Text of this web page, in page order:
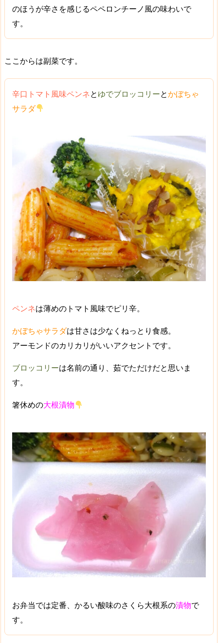
のほうが辛さを感じるペペロンチーノ風の味わいで
す。
ここからは副菜です。
辛口トマト風味ペンネとゆでブロッコリーとかぼちゃ
サラダ
ペンネは薄めのトマト風味でピリ辛。
かぼちゃサラダは甘さは少なくねっとり食感。
アーモンドのカリカリがいいアクセントです。
ブロッコリーは名前の通り、茹でただけだと思いま
す。
箸休めの大根漬物
お弁当では定番、かるい酸味のさくら大根系の漬物で
す。